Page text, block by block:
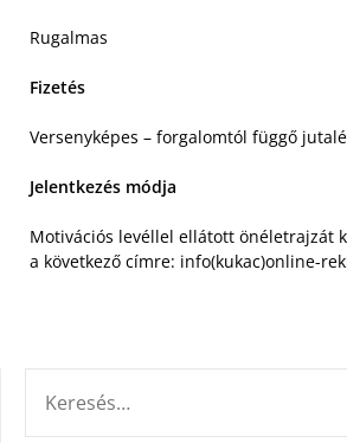
Rugalmas
Fizetés
Versenyképes – forgalomtól függő
Jelentkezés módja
Motivációs levéllel ellátott önéletrajzát
a következő címre: info(kukac)online-